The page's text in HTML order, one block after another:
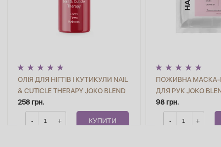
ОЛІЯ ДЛЯ НІГТІВ І КУТИКУЛИ NAIL
& CUTICLE THERAPY JOKO BLEND
10 МЛ
258 грн.
- + КУПИТИ
ПОЖИВНА МАСКА-
ДЛЯ РУК JOKO
98 грн.
- +